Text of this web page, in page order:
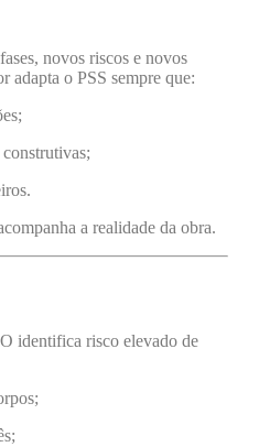
novos riscos e novos
adapta o PSS sempre que:
a realidade da obra.
identifica risco elevado de